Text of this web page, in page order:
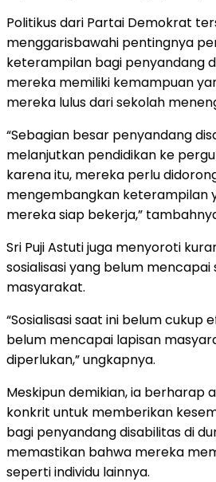
Politikus dari Partai Demokrat
menggarisbawahi pentingnya
keterampilan bagi penyandang
mereka memiliki kemampuan
mereka lulus dari sekolah
“Sebagian besar penyandang
melanjutkan pendidikan ke
karena itu, mereka perlu
mengembangkan keterampilan
mereka siap bekerja,”
Sri Puji Astuti juga menyoroti
sosialisasi yang belum mencapai
masyarakat.
“Sosialisasi saat ini belum cukup
belum mencapai lapisan
diperlukan,” ungkapnya.
Meskipun demikian, ia berharap
konkrit untuk memberikan
bagi penyandang disabilitas di
memastikan bahwa mereka
seperti individu lainnya.